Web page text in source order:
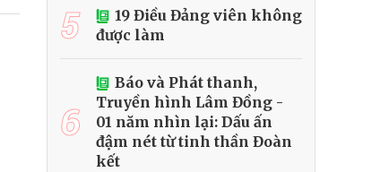
5
19 Điều Đảng viên không
được làm
6
Báo và Phát thanh,
Truyền hình Lâm Đồng -
01 năm nhìn lại: Dấu ấn
đậm nét từ tinh thần Đoàn
kết